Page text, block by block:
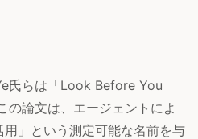
氏らは「Look Before You
の論文は、エージェントによ
用」という測定可能な名前を与